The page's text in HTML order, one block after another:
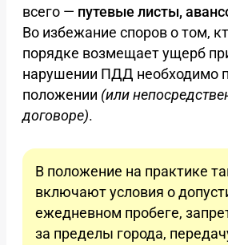
всего — путевые листы,
Во избежание споров о том,
порядке возмещает ущерб
нарушении ПДД необходимо
положении (или
договоре).
В положение на практике
включают условия о
ежедневном пробеге,
за пределы города,